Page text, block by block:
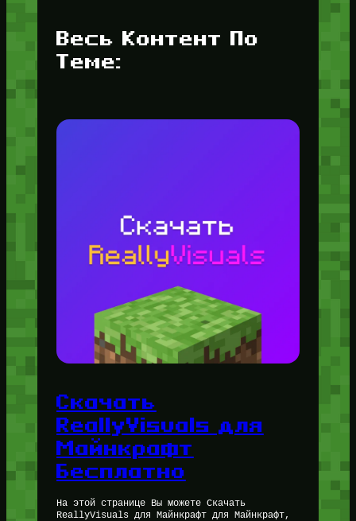
Весь Контент По
Теме:
Скачать
ReallyVisuals для
Майнкрафт
Бесплатно
На этой странице Вы можете Скачать
ReallyVisuals для Майнкрафт для Майнкрафт,